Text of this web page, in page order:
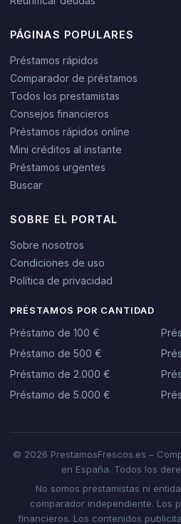
PÁGINAS POPULARES
Préstamos rápidos
Comparador de préstamos
Todos los prestamistas
Consejos financieros
Préstamos rápidos online
Mini créditos al instante
Préstamos urgentes
Buscar
SOBRE EL PORTAL
Sobre nosotros
Condiciones de uso
Política de privacidad
PRÉSTAMOS POR CANTIDAD
Préstamo de 100 €
Préstamo de 500 €
Préstamo de 2.000 €
Préstamo de 5.000 €
© 2026 PrestamosFrescos.es –
en España. Todos los
No somos prestamistas ni
comparador independiente. Los
financieros. Los contenidos